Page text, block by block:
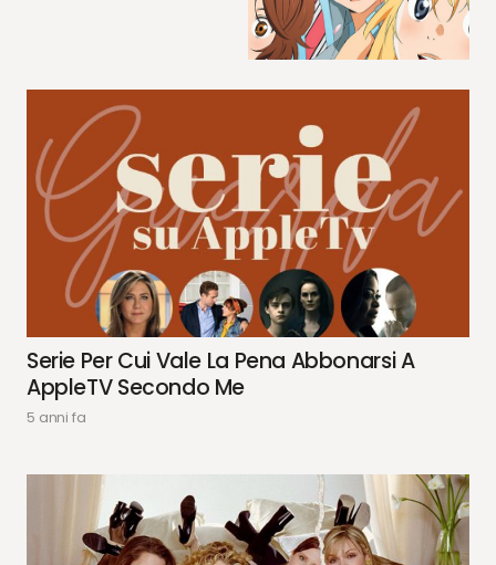
Serie Per Cui Vale La Pena Abbonarsi A
AppleTV Secondo Me
5 anni fa